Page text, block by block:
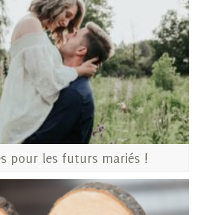
pour les futurs mariés !